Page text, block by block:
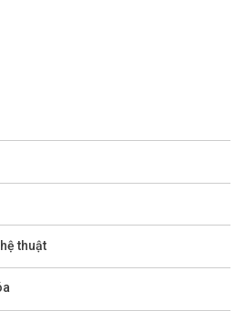
thuật
Ngân hàng Chính sách xã hội phường
TỤC HÀNH CHÍNH TRỰC TUYẾN TẠI
PHÍ, LỆ PHÍ...
kết nạp Đảng viên mới
phố tiếp xúc cử tri sau Kỳ họp thường lệ
và phong trào thanh thiếu nhi năm